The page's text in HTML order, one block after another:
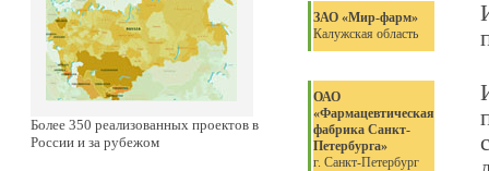
Более 350 реализованных проектов в
России и за рубежом
ЗАО «Мир-фарм»
Калужская область
ОАО
«Фармацевтическая
фабрика Санкт-
Петербурга»
г. Санкт-Петербург